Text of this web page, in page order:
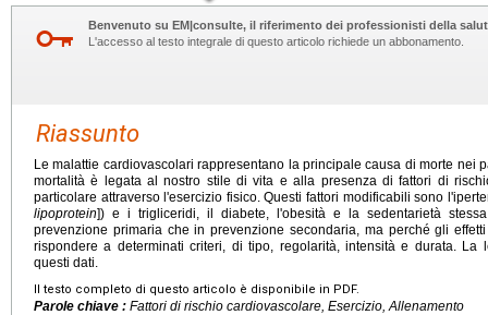
Benvenuto su EM|consulte, il riferimento dei professionisti della
L'accesso al testo integrale di questo articolo richiede un abbonamento.
Riassunto
Le malattie cardiovascolari rappresentano la principale causa di morte nei
mortalità è legata al nostro stile di vita e alla presenza di fattori di
particolare attraverso l'esercizio fisico. Questi fattori modificabili sono
lipoprotein]) e i trigliceridi, il diabete, l'obesità e la sedentarietà
prevenzione primaria che in prevenzione secondaria, ma perché gli
rispondere a determinati criteri, di tipo, regolarità, intensità e durata. La
questi dati.
Il testo completo di questo articolo è disponibile in PDF.
Parole chiave : Fattori di rischio cardiovascolare, Esercizio, Allenamento